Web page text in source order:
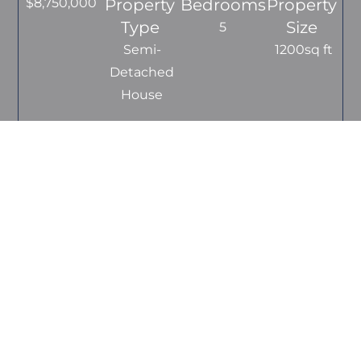
Property
Type
Semi-
Detached
House
Bedrooms
5
Property
Size
1200sq ft